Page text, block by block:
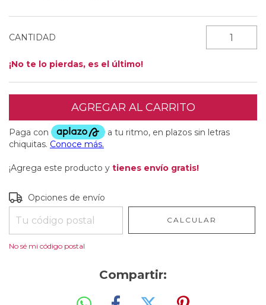
CANTIDAD
¡No te lo pierdas, es el último!
¡Agrega este producto y tienes envío gratis!
Entregas para el CP:
Opciones de envío
CALCULAR
No sé mi código postal
Compartir: